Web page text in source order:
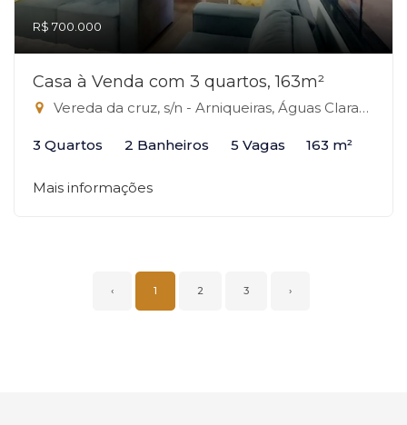
R$ 700.000
Casa à Venda com 3 quartos, 163m²
Vereda da cruz, s/n - Arniqueiras, Águas Claras-DF
3 Quartos 2 Banheiros 5 Vagas 163 m²
Mais informações
‹ 1 2 3 ›